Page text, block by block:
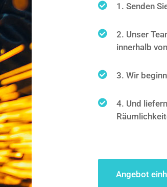
1. Senden
2. Unser
innerhalb
3. Wir
4. Und
Angebot